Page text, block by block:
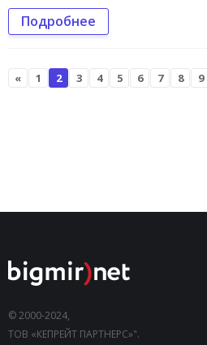
Подробнее
« 1 2 3 4 5 6 7 8 9
© 2000-2024,
ТОВ «КЕПРЕЙТ ПАРТНЕРС»".